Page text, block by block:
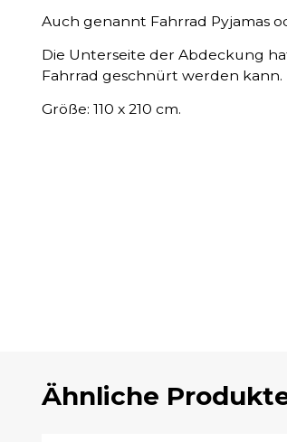
Auch genannt Fahrrad Pyjamas
Die Unterseite der Abdeckung
Fahrrad geschnürt werden kann.
Größe: 110 x 210 cm.
Ähnliche